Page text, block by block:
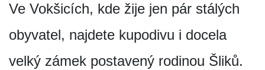
Ve Vokšicích, kde žije jen pár stálých
obyvatel, najdete kupodivu i docela
velký zámek postavený rodinou Šliků.